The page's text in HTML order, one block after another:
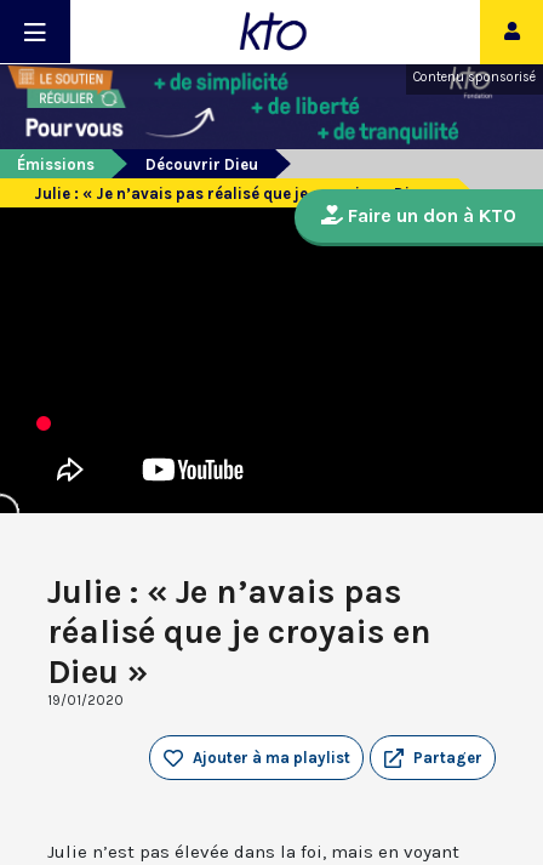
Contenu sponsorisé
Émissions
Découvrir Dieu
Julie : « Je n’avais pas réalisé que je croyais en Dieu »
Julie : « Je n’avais pas
réalisé que je croyais en
Dieu »
19/01/2020
Partager
Ajouter à ma playlist
Julie n’est pas élevée dans la foi, mais en voyant
Faire un don à KTO